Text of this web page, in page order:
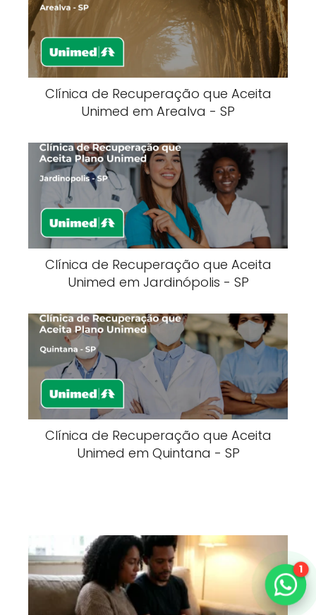
Clínica de Recuperação que Aceita
Unimed em Arealva - SP
Clínica de Recuperação que Aceita
Unimed em Jardinópolis - SP
Clínica de Recuperação que Aceita
Unimed em Quintana - SP
1